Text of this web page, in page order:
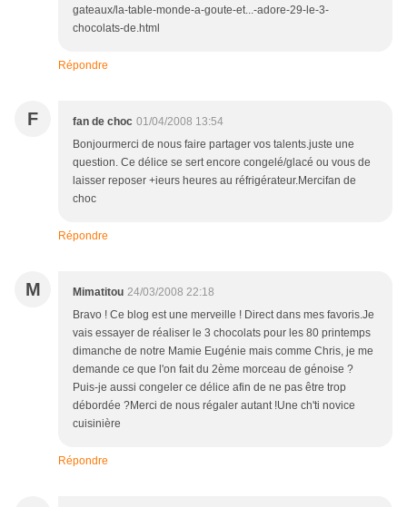
gateaux/la-table-monde-a-goute-et...-adore-29-le-3-
chocolats-de.html
Répondre
F fan de choc 01/04/2008 13:54
Bonjourmerci de nous faire partager vos talents.juste une
question. Ce délice se sert encore congelé/glacé ou vous de
laisser reposer +ieurs heures au réfrigérateur.Mercifan de
choc
Répondre
M Mimatitou 24/03/2008 22:18
Bravo ! Ce blog est une merveille ! Direct dans mes favoris.Je
vais essayer de réaliser le 3 chocolats pour les 80 printemps
dimanche de notre Mamie Eugénie mais comme Chris, je me
demande ce que l'on fait du 2ème morceau de génoise ?
Puis-je aussi congeler ce délice afin de ne pas être trop
débordée ?Merci de nous régaler autant !Une ch'ti novice
cuisinière
Répondre